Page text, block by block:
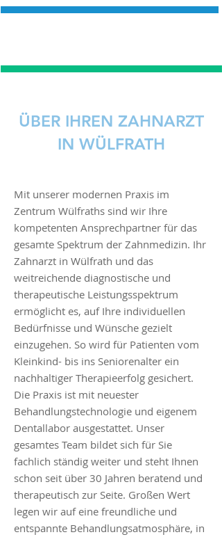
ÜBER IHREN ZAHNARZT
IN WÜLFRATH
Mit unserer modernen Praxis im
Zentrum Wülfraths sind wir Ihre
kompetenten Ansprechpartner für das
gesamte Spektrum der Zahnmedizin. Ihr
Zahnarzt in Wülfrath und das
weitreichende diagnostische und
therapeutische Leistungsspektrum
ermöglicht es, auf Ihre individuellen
Bedürfnisse und Wünsche gezielt
einzugehen. So wird für Patienten vom
Kleinkind- bis ins Seniorenalter ein
nachhaltiger Therapieerfolg gesichert.
Die Praxis ist mit neuester
Behandlungstechnologie und eigenem
Dentallabor ausgestattet. Unser
gesamtes Team bildet sich für Sie
fachlich ständig weiter und steht Ihnen
schon seit über 30 Jahren beratend und
therapeutisch zur Seite. Großen Wert
legen wir auf eine freundliche und
entspannte Behandlungsatmosphäre, in